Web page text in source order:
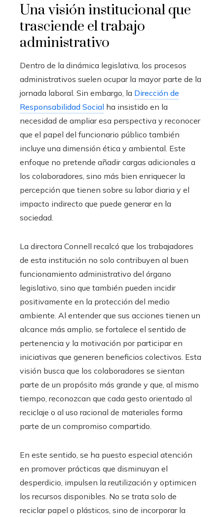
Una visión institucional que
trasciende el trabajo
administrativo
Dentro de la dinámica legislativa, los procesos
administrativos suelen ocupar la mayor parte de la
jornada laboral. Sin embargo, la Dirección de
Responsabilidad Social ha insistido en la
necesidad de ampliar esa perspectiva y reconocer
que el papel del funcionario público también
incluye una dimensión ética y ambiental. Este
enfoque no pretende añadir cargas adicionales a
los colaboradores, sino más bien enriquecer la
percepción que tienen sobre su labor diaria y el
impacto indirecto que puede generar en la
sociedad.
La directora Connell recalcó que los trabajadores
de esta institución no solo contribuyen al buen
funcionamiento administrativo del órgano
legislativo, sino que también pueden incidir
positivamente en la protección del medio
ambiente. Al entender que sus acciones tienen un
alcance más amplio, se fortalece el sentido de
pertenencia y la motivación por participar en
iniciativas que generen beneficios colectivos. Esta
visión busca que los colaboradores se sientan
parte de un propósito más grande y que, al mismo
tiempo, reconozcan que cada gesto orientado al
reciclaje o al uso racional de materiales forma
parte de un compromiso compartido.
En este sentido, se ha puesto especial atención
en promover prácticas que disminuyan el
desperdicio, impulsen la reutilización y optimicen
los recursos disponibles. No se trata solo de
reciclar papel o plásticos, sino de incorporar la